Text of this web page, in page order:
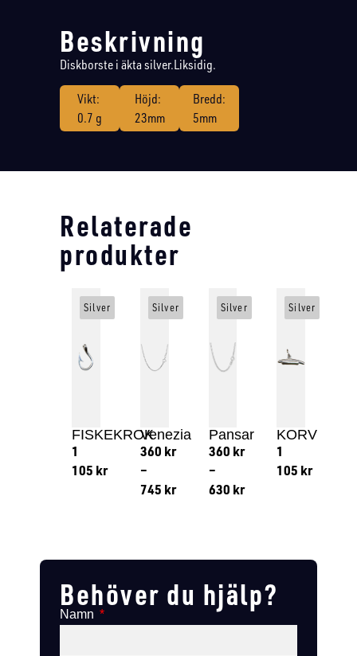
Beskrivning
Diskborste i äkta silver.Liksidig.
Vikt:
0.7 g
Höjd:
23mm
Bredd:
5mm
Relaterade
produkter
FISKEKROK
1
105 kr
Silver
Venezia
360 kr
–
745 kr
Silver
Pansar
360 kr
–
630 kr
Silver
KORV
1
105 kr
Silver
Behöver du hjälp?
Namn